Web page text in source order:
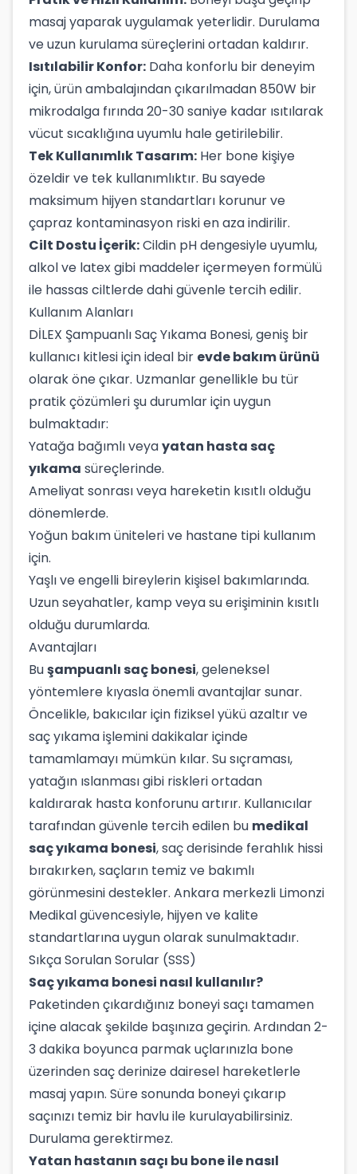
masaj yaparak uygulamak yeterlidir. Durulama
ve uzun kurulama süreçlerini ortadan kaldırır.
Isıtılabilir Konfor: Daha konforlu bir deneyim
için, ürün ambalajından çıkarılmadan 850W bir
mikrodalga fırında 20-30 saniye kadar ısıtılarak
vücut sıcaklığına uyumlu hale getirilebilir.
Tek Kullanımlık Tasarım: Her bone kişiye
özeldir ve tek kullanımlıktır. Bu sayede
maksimum hijyen standartları korunur ve
çapraz kontaminasyon riski en aza indirilir.
Cilt Dostu İçerik:Cildin pH dengesiyle uyumlu,
alkol ve latex gibi maddeler içermeyen formülü
ile hassas ciltlerde dahi güvenle tercih edilir.
Kullanım Alanları
DİLEX Şampuanlı Saç Yıkama Bonesi, geniş bir
kullanıcı kitlesi için ideal bir evde bakım ürünü
olarak öne çıkar. Uzmanlar genellikle bu tür
pratik çözümleri şu durumlar için uygun
bulmaktadır:
Yatağa bağımlı veyayatan hasta saç
yıkama süreçlerinde.
Ameliyat sonrası veya hareketin kısıtlı olduğu
dönemlerde.
Yoğun bakım üniteleri ve hastane tipi kullanım
için.
Yaşlı ve engelli bireylerin kişisel bakımlarında.
Uzun seyahatler, kamp veya su erişiminin kısıtlı
olduğu durumlarda.
Avantajları
Buşampuanlı saç bonesi, geleneksel
yöntemlere kıyasla önemli avantajlar sunar.
Öncelikle, bakıcılar için fiziksel yükü azaltır ve
saç yıkama işlemini dakikalar içinde
tamamlamayı mümkün kılar. Su sıçraması,
yatağın ıslanması gibi riskleri ortadan
kaldırarak hasta konforunu artırır. Kullanıcılar
tarafından güvenle tercih edilen bu medikal
saç yıkama bonesi, saç derisinde ferahlık hissi
bırakırken, saçların temiz ve bakımlı
görünmesini destekler. Ankara merkezli Limonzi
Medikal güvencesiyle, hijyen ve kalite
standartlarına uygun olarak sunulmaktadır.
Sıkça Sorulan Sorular (SSS)
Saç yıkama bonesi nasıl kullanılır?
Paketinden çıkardığınız boneyi saçı tamamen
içine alacak şekilde başınıza geçirin. Ardından 2-
3 dakika boyunca parmak uçlarınızla bone
üzerinden saç derinize dairesel hareketlerle
masaj yapın. Süre sonunda boneyi çıkarıp
saçınızı temiz bir havlu ile kurulayabilirsiniz.
Durulama gerektirmez.
Yatan hastanın saçı bu bone ile nasıl